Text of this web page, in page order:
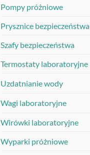
Pompy próżniowe
Prysznice bezpieczeństwa
Szafy bezpieczeństwa
Termostaty laboratoryjne
Uzdatnianie wody
Wagi laboratoryjne
Wirówki laboratoryjne
Wyparki próżniowe